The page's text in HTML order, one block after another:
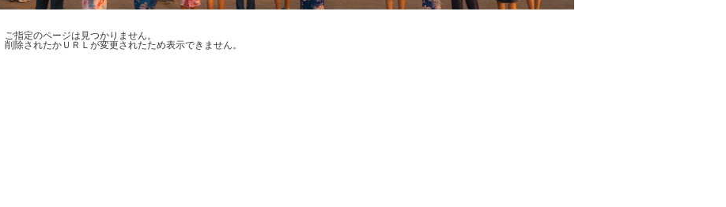
ご指定のページは見つかりません。
削除されたかＵＲＬが変更されたため表示できません。